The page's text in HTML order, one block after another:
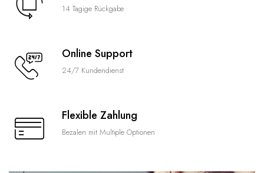
14 Tagige Rückgabe
Online Support
24/7 Kundendienst
Flexible Zahlung
Bezalen mit Multiple Optionen